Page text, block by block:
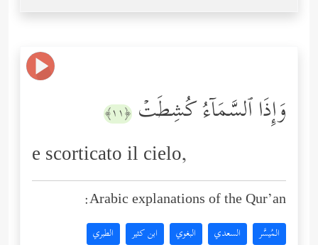
وَإِذَا ٱلسَّمَاۤءُ كُشِطَتۡ ﴿١١﴾
e scorticato il cielo,
Arabic explanations of the Qur’an:
المُيسَّر السعدي البغوي ابن كثير الطبري